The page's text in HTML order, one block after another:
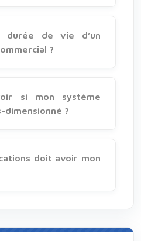
durée de vie d’un
?
si mon système
dimensionné ?
doit avoir mon